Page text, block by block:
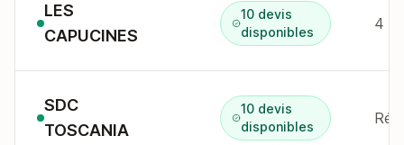
LES
CAPUCINES
10 devis
disponibles
4 r
SDC
TOSCANIA
10 devis
disponibles